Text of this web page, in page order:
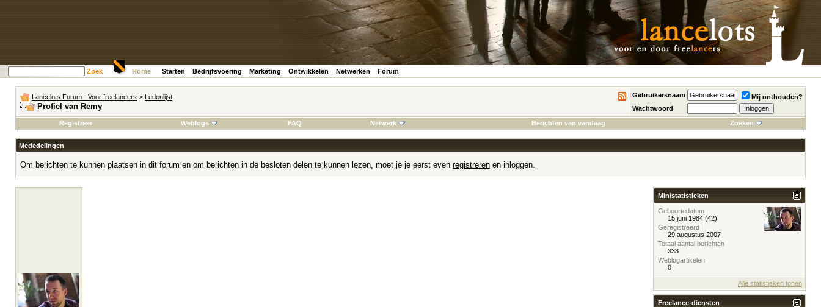
Zoek Home Starten Bedrijfsvoering Marketing Ontwikkelen Netwerken Forum
Lancelots Forum - Voor freelancers > Ledenlijst
Profiel van Remy
Gebruikersnaam
Mij onthouden?
Wachtwoord
Registreer
Weblogs FAQ Netwerk Berichten van vandaag Zoeken
Mededelingen
Om berichten te kunnen plaatsen in dit forum en om berichten in de besloten delen te kunnen lezen, moet je je eerst even registreren en inloggen.
Ministatistieken
Geboortedatum
15 juni 1984 (42)
Geregistreerd
29 augustus 2007
Totaal aantal berichten
333
Weblogartikelen
0
Alle statistieken tonen
Freelance-diensten